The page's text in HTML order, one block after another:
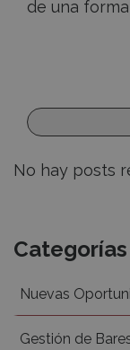
de una
No hay posts
Recursos
Nuevas
Gestión de